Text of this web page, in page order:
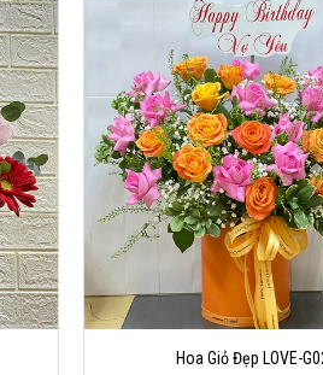
Hoa Giỏ Đẹp LOVE-